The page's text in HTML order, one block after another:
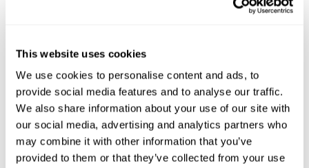
This website uses cookies
We use cookies to personalise content and ads, to
provide social media features and to analyse our traffic.
We also share information about your use of our site with
our social media, advertising and analytics partners who
may combine it with other information that you’ve
provided to them or that they’ve collected from your use
Morbier (Sehr kräftiger Käse mit Asche-Schicht in der
Blauschimmelkäse
(Sehr dominant – finden bei uns deshalb nur ab und zu
Platz auf dem Cheeseboard.)
Roquefort